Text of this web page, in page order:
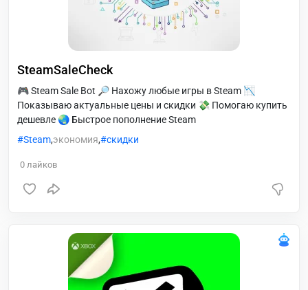
SteamSaleCheck
🎮 Steam Sale Bot 🔎 Нахожу любые игры в Steam 📉
Показываю актуальные цены и скидки 💸 Помогаю купить
дешевле 🌏 Быстрое пополнение Steam
Steam,экономия, скидки
0 лайков